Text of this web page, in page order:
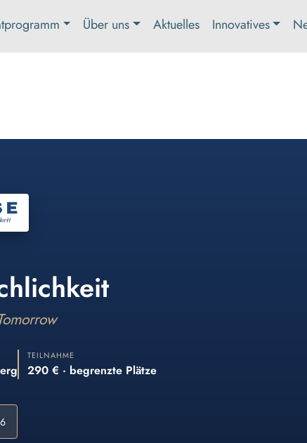
Über uns Aktuelles Innovatives
TEILNAHME
290 € · begrenzte Plätze